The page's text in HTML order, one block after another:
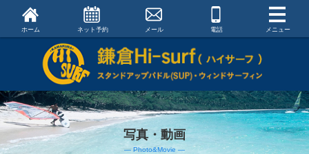
ホーム ネット予約 メール 電話 メニュー
写真・動画
― Photo&Movie ―